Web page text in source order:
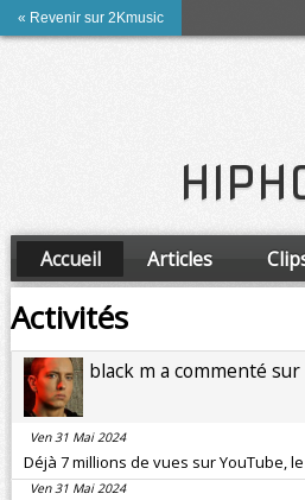
« Revenir sur 2Kmusic
Accueil Articles
Amis
Activités
black m a commenté sur
Ven 31 Mai 2024
Déjà 7 millions de vues sur YouTube,
Ven 31 Mai 2024